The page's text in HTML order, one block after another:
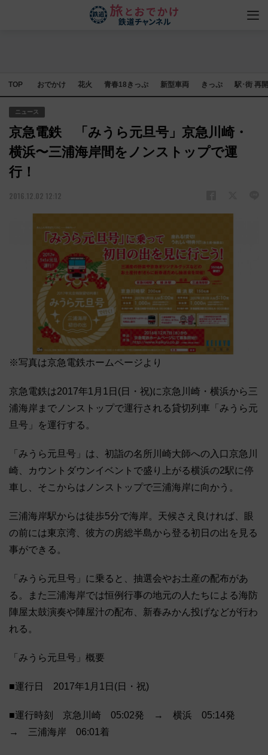
TOP おでかけ 花火 青春18きっぷ 新型車両 きっぷ 駅･街 再
ニュース
京急電鉄 「みうら元旦号」京急川崎・
横浜〜三浦海岸間をノンストップで運
行！
2016.12.02 12:12
※写真は京急電鉄ホームページより
京急電鉄は2017年1月1日(日・祝)に京急川崎・横浜から三
浦海岸までノンストップで運行される貸切列車「みうら元
旦号」を運行する。
「みうら元旦号」は、初詣の名所川崎大師への入口京急川
崎、カウントダウンイベントで盛り上がる横浜の2駅に停
車し、そこからはノンストップで三浦海岸に向かう。
三浦海岸駅からは徒歩5分で海岸。天候さえ良ければ、眼
の前には東京湾、彼方の房総半島から登る初日の出を見る
事ができる。
「みうら元旦号」に乗ると、抽選会やお土産の配布があ
る。また三浦海岸では恒例行事の地元の人たちによる海防
陣屋太鼓演奏や陣屋汁の配布、新春みかん投げなどが行わ
れる。
「みうら元旦号」概要
■運行日 2017年1月1日(日・祝)
■運行時刻 京急川崎 05:02発 → 横浜 05:14発
→ 三浦海岸 06:01着